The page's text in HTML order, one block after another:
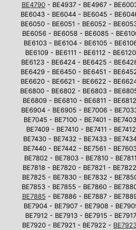
BE4790- BE4937 - BE4967 -
BE6043 - BE6044 - BE6045 -
BE6050 - BE6051 - BE6052 -
BE6056 - BE6058 - BE6085 -
BE6103 - BE6104 - BE6105 -
BE6109 - BE6111 - BE6112 -
BE6123 - BE6424 - BE6425 -
BE6429 - BE6450 - BE6451 -
BE6620 - BE6621 - BE6622 -
BE6800 - BE6802 - BE6803 -
BE6809 - BE6810 - BE6811 -
BE6904 - BE6905 - BE7006 -
BE7045 - BE7100 - BE7401 -
BE7409 - BE7410 - BE7411 -
BE7430 - BE7432 - BE7433 -
BE7440 - BE7442 - BE7561 -
BE7802 - BE7803 - BE7810 -
BE7818 - BE7820 - BE7821 -
BE7825 - BE7830 - BE7832 -
BE7853 - BE7855 - BE7860 -
BE7885 - BE7886 - BE7887 -
BE7904 - BE7907 - BE7908 -
BE7912 - BE7913 - BE7915 -
BE7920 - BE7921 - BE7922 -